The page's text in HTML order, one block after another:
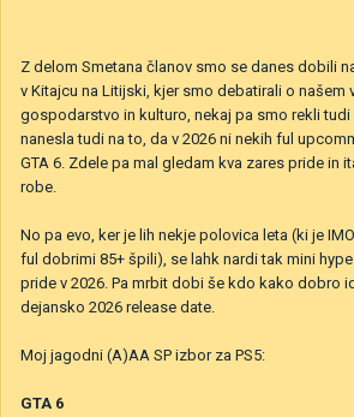
Z delom Smetana članov smo se danes dobili
v Kitajcu na Litijski, kjer smo debatirali o našem
gospodarstvo in kulturo, nekaj pa smo rekli tudi
nanesla tudi na to, da v 2026 ni nekih ful
GTA 6. Zdele pa mal gledam kva zares pride in
robe.
No pa evo, ker je lih nekje polovica leta (ki je
ful dobrimi 85+ špili), se lahk nardi tak mini
pride v 2026. Pa mrbit dobi še kdo kako dobro
dejansko 2026 release date.
Moj jagodni (A)AA SP izbor za PS5:
GTA 6